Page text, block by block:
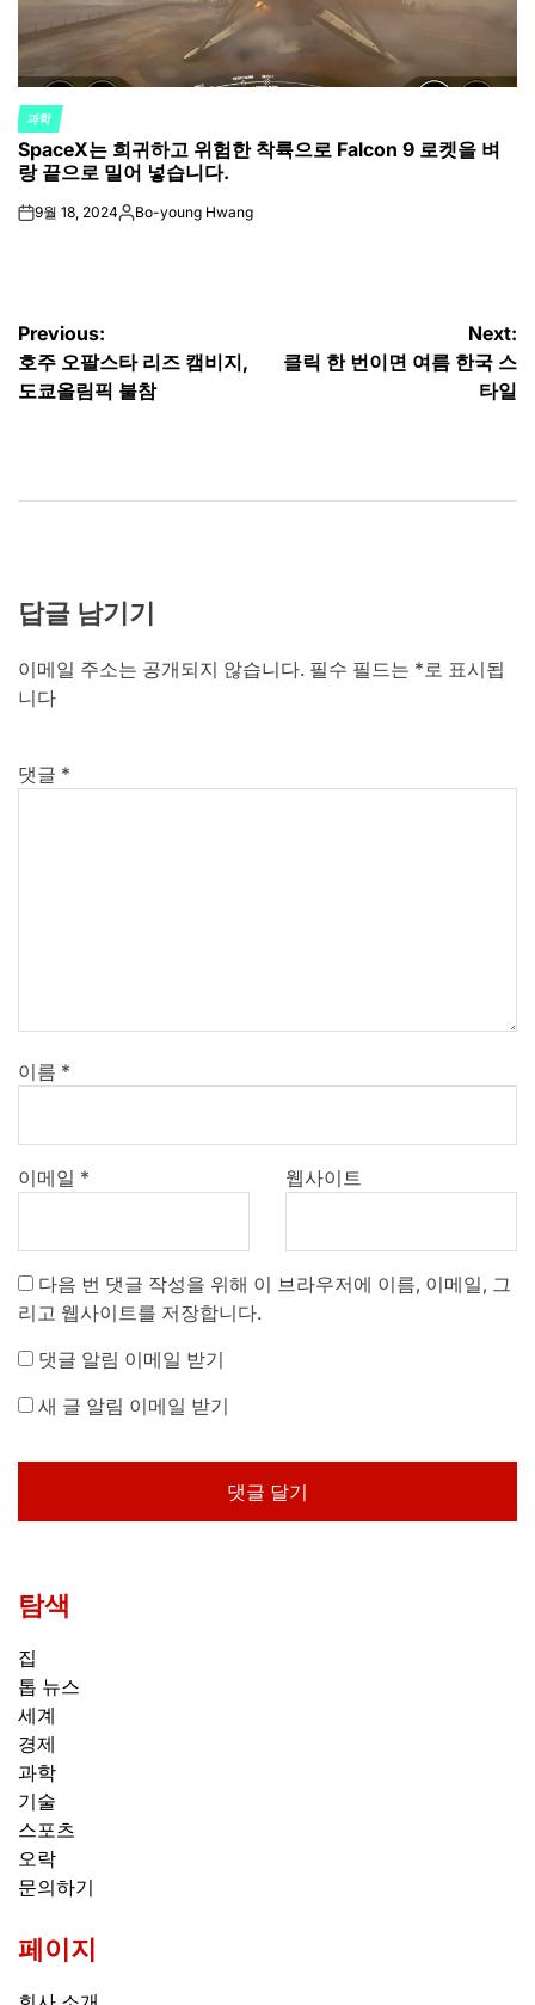
POSTED
IN
과학
SpaceX는 희귀하고 위험한 착륙으로 Falcon 9 로켓을 벼
랑 끝으로 밀어 넣습니다.
on9월 18, 2024Posted
Bo-young Hwang
글
탐
Previous:
호주 오팔스타 리즈 캠비지,
도쿄올림픽 불참
Next:
클릭 한 번이면 여름 한국 스
타일
답글 남기기
이메일 주소는 공개되지 않습니다. 필수 필드는 *로 표시됩
니다
댓글 *
이름 *
이메일 * 웹사이트
다음 번 댓글 작성을 위해 이 브라우저에 이름, 이메일, 그
리고 웹사이트를 저장합니다.
댓글 알림 이메일 받기
새 글 알림 이메일 받기
탐색
집
톱 뉴스
세계
경제
과학
기술
스포츠
오락
문의하기
페이지